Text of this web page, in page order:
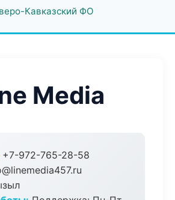
Кавказский ФО
Media
+7-972-765-28-58